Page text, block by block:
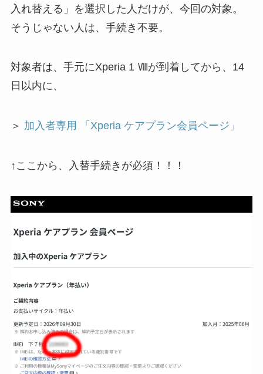
入れ替える」を選択した人だけが、今回の対象。
そうじゃない人は、手続き不要。
対象者は、手元にXperia 1 Ⅷが到着してから、14
日以内に、
＞ 加入者専用 「Xperia ケアプラン会員ページ」
↑ここから、入替手続きが必須！！！